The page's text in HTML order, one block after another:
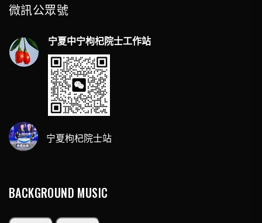
微訊公眾號
宁夏中宁枸杞院士工作站
宁夏枸杞院士站
BACKGROUND MUSIC